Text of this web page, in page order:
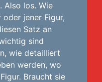
Also los. Wie
jener Figur,
Satz an
sind
wie detailliert
werden, wo
Braucht sie